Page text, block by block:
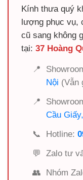
Kính thưa quý
lượng phục vụ,
cũ sang không
tại: 37 Hoàng
📍
Nội (Vẫn
📍
Cầu
📞
Hotline:
💬
Zalo tư
👥
Nhóm